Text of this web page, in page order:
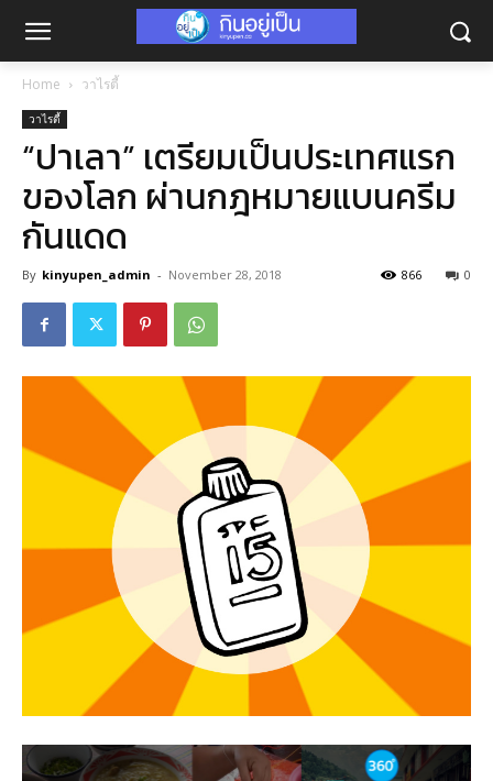
Home วาไรตี้
วาไรตี้
“ปาเลา” เตรียมเป็นประเทศแรก
ของโลก ผ่านกฎหมายแบนครีม
กันแดด
By kinyupen_admin - November 28, 2018 0
866